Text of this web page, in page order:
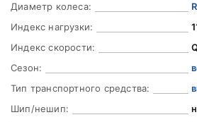
Диаметр колеса:
Индекс нагрузки:
Индекс скорости:
Сезон:
Тип транспортного средства:
Шип/нешип: